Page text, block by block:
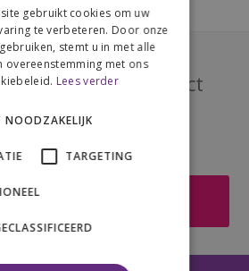
of meld je direct
onze trainingen!
Aanmelden
gebruikt cookies om uw
te verbeteren. Door onze
stemt u in met alle
overeenstemming met ons
Lees verder
NOODZAKELIJK
TARGETING